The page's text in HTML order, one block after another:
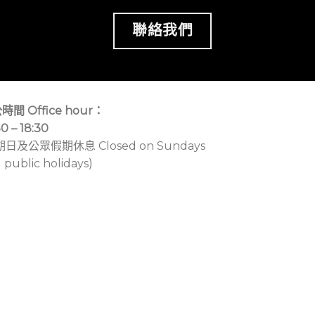
聯絡我們
時間 Office hour：
– 18:30
日及公眾假期休息 Closed on Sundays
public holidays)